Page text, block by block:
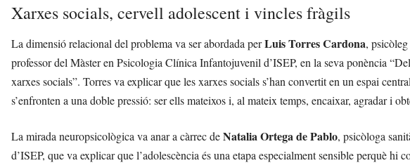
Xarxes socials, cervell adolescent i vincles fràgils
La dimensió relacional del problema va ser abordada perLuis Torres Cardona,
professor del Màster en Psicologia Clínica Infantojuvenil d’ISEP, en la seva ponència
xarxes socials”. Torres va explicar que les xarxes socials s’han convertit en un espai
s’enfronten a una doble pressió: ser ells mateixos i, al mateix temps, encaixar, agradar i
La mirada neuropsicològica va anar a càrrec deNatalia Ortega de Pablo, psicòloga
d’ISEP, que va explicar que l’adolescència és una etapa especialment sensible perquè hi